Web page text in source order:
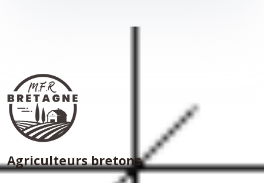
Agriculteurs bretons